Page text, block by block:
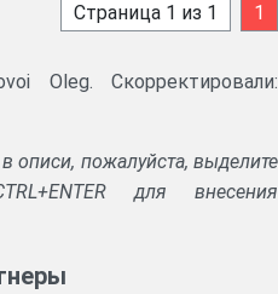
Страница 1 из 1 1
Oleg. Скорректировали:
пожалуйста, выделите
для внесения